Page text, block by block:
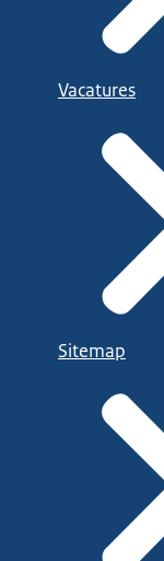
Vacatures
Sitemap